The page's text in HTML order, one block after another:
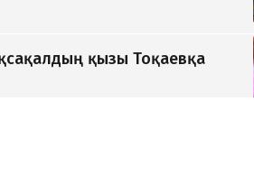
қызы Тоқаевқа